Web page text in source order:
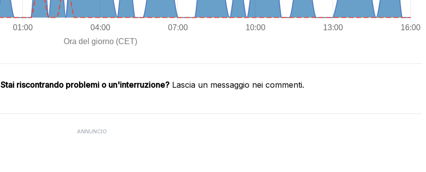
Stai riscontrando problemi o un'interruzione? Lascia un messaggio nei commenti.
ANNUNCIO